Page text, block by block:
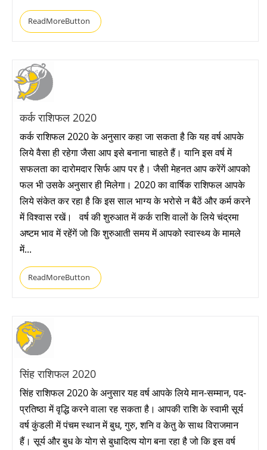
ReadMoreButton
कर्क राशिफल 2020
कर्क राशिफल 2020 के अनुसार कहा जा सकता है कि यह वर्ष आपके
लिये वैसा ही रहेगा जैसा आप इसे बनाना चाहते हैं। यानि इस वर्ष में
सफलता का दारोमदार सिर्फ आप पर है। जैसी मेहनत आप करेंगें आपको
फल भी उसके अनुसार ही मिलेगा। 2020 का वार्षिक राशिफल आपके
लिये संकेत कर रहा है कि इस साल भाग्य के भरोसे न बैठें और कर्म करने
में विश्वास रखें। वर्ष की शुरुआत में कर्क राशि वालों के लिये चंद्रमा
अष्टम भाव में रहेंगें जो कि शुरुआती समय में आपको स्वास्थ्य के मामले
में...
ReadMoreButton
सिंह राशिफल 2020
सिंह राशिफल 2020 के अनुसार यह वर्ष आपके लिये मान-सम्मान, पद-
प्रतिष्ठा में वृद्धि करने वाला रह सकता है। आपकी राशि के स्वामी सूर्य
वर्ष कुंडली में पंचम स्थान में बुध, गुरु, शनि व केतु के साथ विराजमान
हैं। सूर्य और बुध के योग से बुधादित्य योग बना रहा है जो कि इस वर्ष